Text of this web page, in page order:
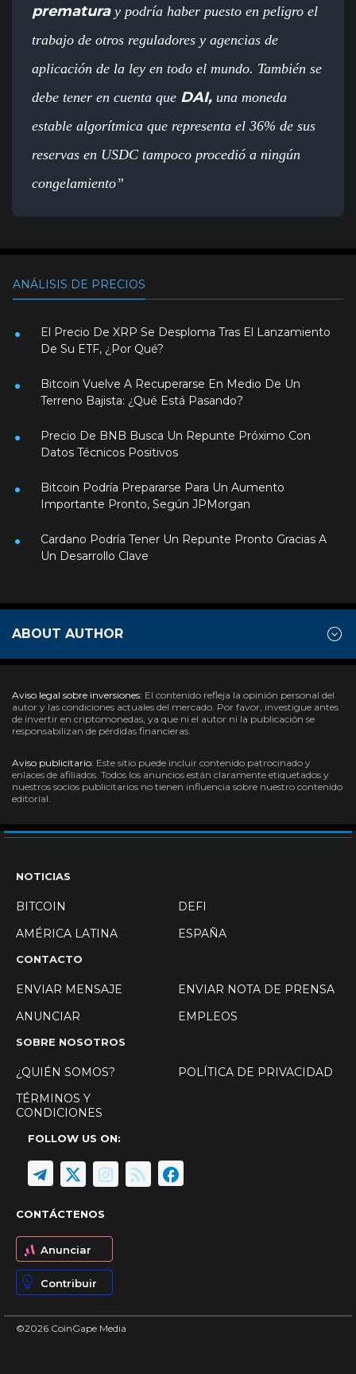
prematuray podría haber puesto en peligro el
trabajo de otros reguladores y agencias de
aplicación de la ley en todo el mundo. También se
debe tener en cuenta que DAI, una moneda
estable algorítmica que representa el 36% de sus
reservas en USDC tampoco procedió a ningún
congelamiento”
ANÁLISIS DE PRECIOS
El Precio De XRP Se Desploma Tras El Lanzamiento
De Su ETF, ¿Por Qué?
Bitcoin Vuelve A Recuperarse En Medio De Un
Terreno Bajista: ¿Qué Está Pasando?
Precio De BNB Busca Un Repunte Próximo Con
Datos Técnicos Positivos
Bitcoin Podría Prepararse Para Un Aumento
Importante Pronto, Según JPMorgan
Cardano Podría Tener Un Repunte Pronto Gracias A
Un Desarrollo Clave
ABOUT AUTHOR
Aviso legal sobre inversiones: El contenido refleja la opinión personal del
autor y las condiciones actuales del mercado. Por favor, investigue antes
de invertir en criptomonedas, ya que ni el autor ni la publicación se
responsabilizan de pérdidas financieras.
Aviso publicitario: Este sitio puede incluir contenido patrocinado y
enlaces de afiliados. Todos los anuncios están claramente etiquetados y
nuestros socios publicitarios no tienen influencia sobre nuestro contenido
editorial.
NOTICIAS
BITCOIN
DEFI
AMÉRICA LATINA
ESPAÑA
CONTACTO
ENVIAR MENSAJE
ENVIAR NOTA DE PRENSA
ANUNCIAR
EMPLEOS
SOBRE NOSOTROS
¿QUIÉN SOMOS?
POLÍTICA DE PRIVACIDAD
TÉRMINOS Y
CONDICIONES
FOLLOW US ON:
CONTÁCTENOS
Anunciar
Contribuir
©2026 CoinGape Media